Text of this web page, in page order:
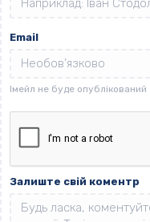
Email
Залиште свій коментр